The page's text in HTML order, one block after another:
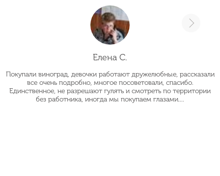
Елена С.
Покупали виноград, девочки работают дружелюбные, рассказали
все очень подробно, многое посоветовали, спасибо.
Единственное, не разрешают гулять и смотреть по территории
без работника, иногда мы покупаем глазами....